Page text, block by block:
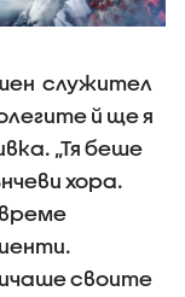
служител
й ще я
„Тя беше
хора.
своите